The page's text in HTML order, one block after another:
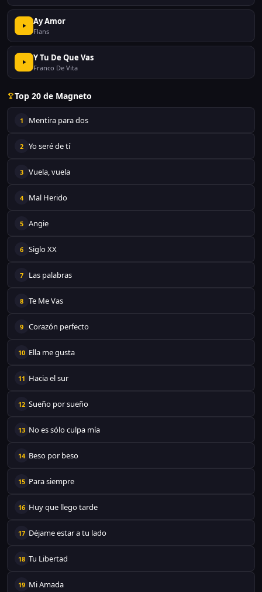
Ay Amor
Flans
Y Tu De Que Vas
Franco De Vita
Top 20 de Magneto
1 Mentira para dos
2 Yo seré de tí
3 Vuela, vuela
4 Mal Herido
5 Angie
6 Siglo XX
7 Las palabras
8 Te Me Vas
9 Corazón perfecto
10 Ella me gusta
11 Hacia el sur
12 Sueño por sueño
13 No es sólo culpa mía
14 Beso por beso
15 Para siempre
16 Huy que llego tarde
17 Déjame estar a tu lado
18 Tu Libertad
19 Mi Amada